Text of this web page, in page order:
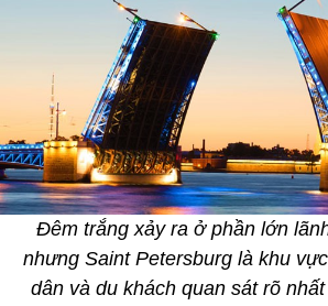
Đêm trắng xảy ra ở phần lớn
nhưng Saint Petersburg là khu
dân và du khách quan sát rõ